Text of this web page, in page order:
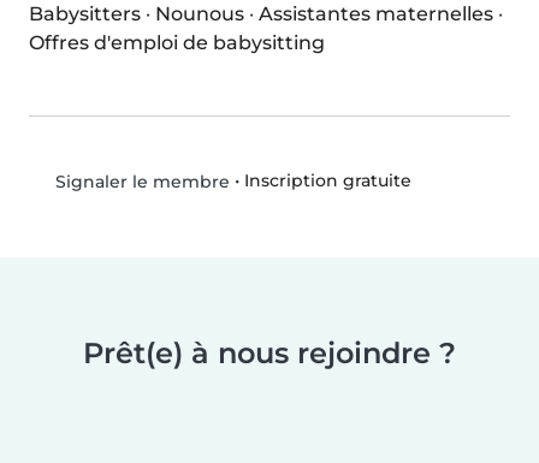
Babysitters · Nounous · Assistantes maternelles ·
Offres d'emploi de babysitting
Signaler le membre • Inscription gratuite
Prêt(e) à nous rejoindre ?